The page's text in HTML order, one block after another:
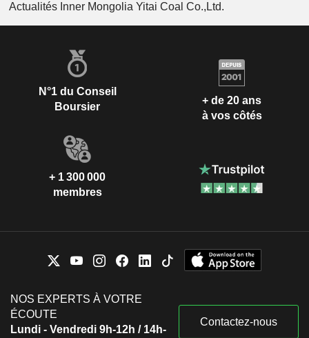
Actualités Inner Mongolia Yitai Coal Co.,Ltd.
N°1 du Conseil
Boursier
+ de 20 ans
à vos côtés
+ 1 300 000
membres
NOS EXPERTS À VOTRE
ÉCOUTE
Lundi - Vendredi 9h-12h / 14h-
Contactez-nous